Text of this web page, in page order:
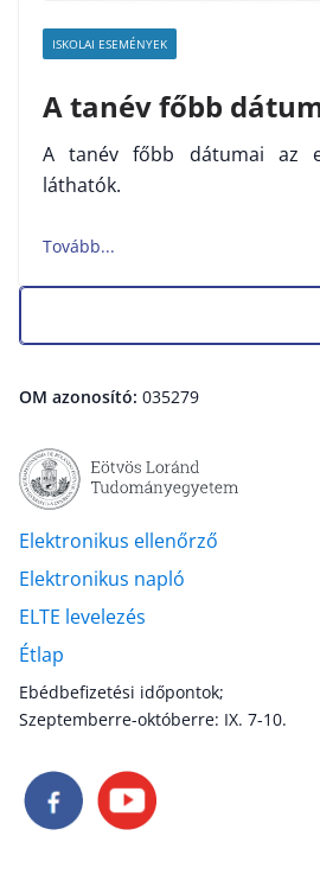
ISKOLAI ESEMÉNYEK
A tanév főbb
A tanév főbb dátumai az
láthatók.
OM azonosító: 035279
Elektronikus ellenőrző
Elektronikus napló
ELTE levelezés
Étlap
Ebédbefizetési időpontok;
Szeptemberre-októberre: IX. 7-10.